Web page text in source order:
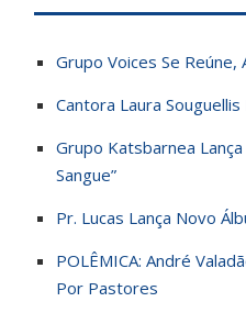
Grupo Voices Se Reúne,
Cantora Laura
Grupo Katsbarnea Lança
Sangue”
Pr. Lucas Lança Novo
POLÊMICA: André
Por Pastores